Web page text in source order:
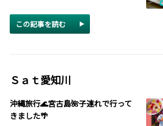
この記事を読む
Ｓａｔ愛知川
沖縄旅行🌊宮古島🌺子連れで行って
きました🌴